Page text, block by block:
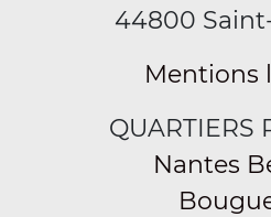
44800
Mentions
QUARTIERS
Nantes